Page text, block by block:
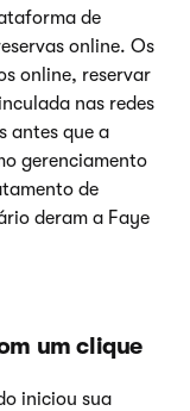
de
online. Os
online, reservar
nas redes
antes que a
gerenciamento
de
deram a Faye
um clique
iniciou sua